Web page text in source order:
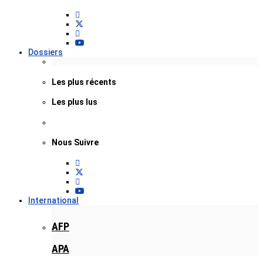
Dossiers
Les plus récents
Les plus lus
Nous Suivre
International
AFP
APA